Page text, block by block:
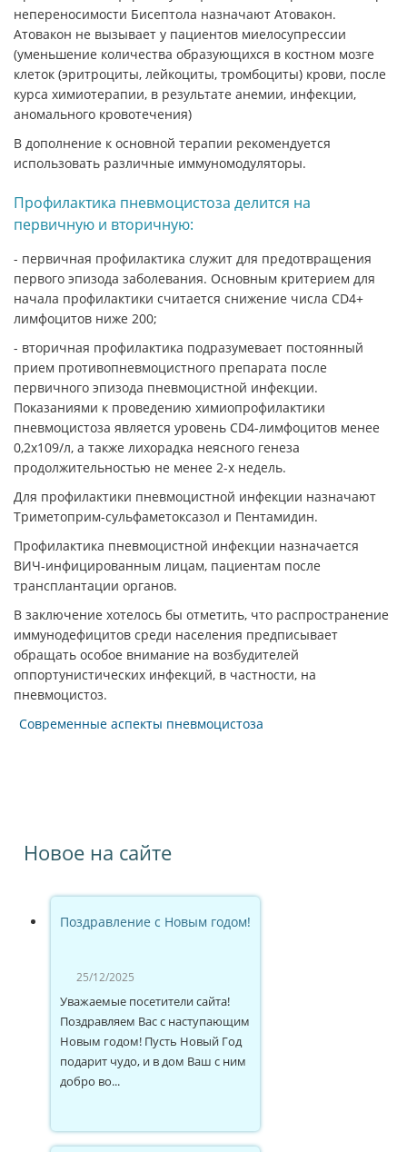
непереносимости Бисептола назначают Атовакон.
Атовакон не вызывает у пациентов миелосупрессии
(уменьшение количества образующихся в костном мозге
клеток (эритроциты, лейкоциты, тромбоциты) крови, после
курса химиотерапии, в результате анемии, инфекции,
аномального кровотечения)
В дополнение к основной терапии рекомендуется
использовать различные иммуномодуляторы.
Профилактика пневмоцистоза делится на
первичную и вторичную:
- первичная профилактика служит для предотвращения
первого эпизода заболевания. Основным критерием для
начала профилактики считается снижение числа CD4+
лимфоцитов ниже 200;
- вторичная профилактика подразумевает постоянный
прием противопневмоцистного препарата после
первичного эпизода пневмоцистной инфекции.
Показаниями к проведению химиопрофилактики
пневмоцистоза является уровень CD4-лимфоцитов менее
0,2x109/л, а также лихорадка неясного генеза
продолжительностью не менее 2-х недель.
Для профилактики пневмоцистной инфекции назначают
Триметоприм-сульфаметоксазол и Пентамидин.
Профилактика пневмоцистной инфекции назначается
ВИЧ-инфицированным лицам, пациентам после
трансплантации органов.
В заключение хотелось бы отметить, что распространение
иммунодефицитов среди населения предписывает
обращать особое внимание на возбудителей
оппортунистических инфекций, в частности, на
пневмоцистоз.
Современные аспекты пневмоцистоза
Новое на сайте
Поздравление с Новым годом!
25/12/2025
Уважаемые посетители сайта!
Поздравляем Вас с наступающим
Новым годом! Пусть Новый Год
подарит чудо, и в дом Ваш с ним
добро во...